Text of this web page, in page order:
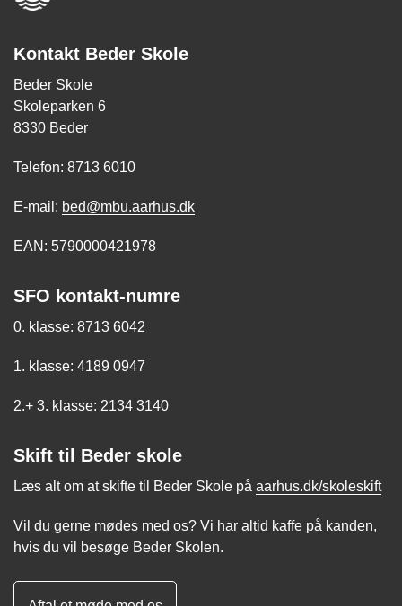
Kontakt Beder Skole
Beder Skole
Skoleparken 6
8330 Beder
Telefon: 8713 6010
E-mail: bed@mbu.aarhus.dk
EAN: 5790000421978
SFO kontakt-numre
0. klasse: 8713 6042
1. klasse: 4189 0947
2.+ 3. klasse: 2134 3140
Skift til Beder skole
Læs alt om at skifte til Beder Skole på aarhus.dk/skoleskift
Vil du gerne mødes med os? Vi har altid kaffe på kanden,
hvis du vil besøge Beder Skolen.